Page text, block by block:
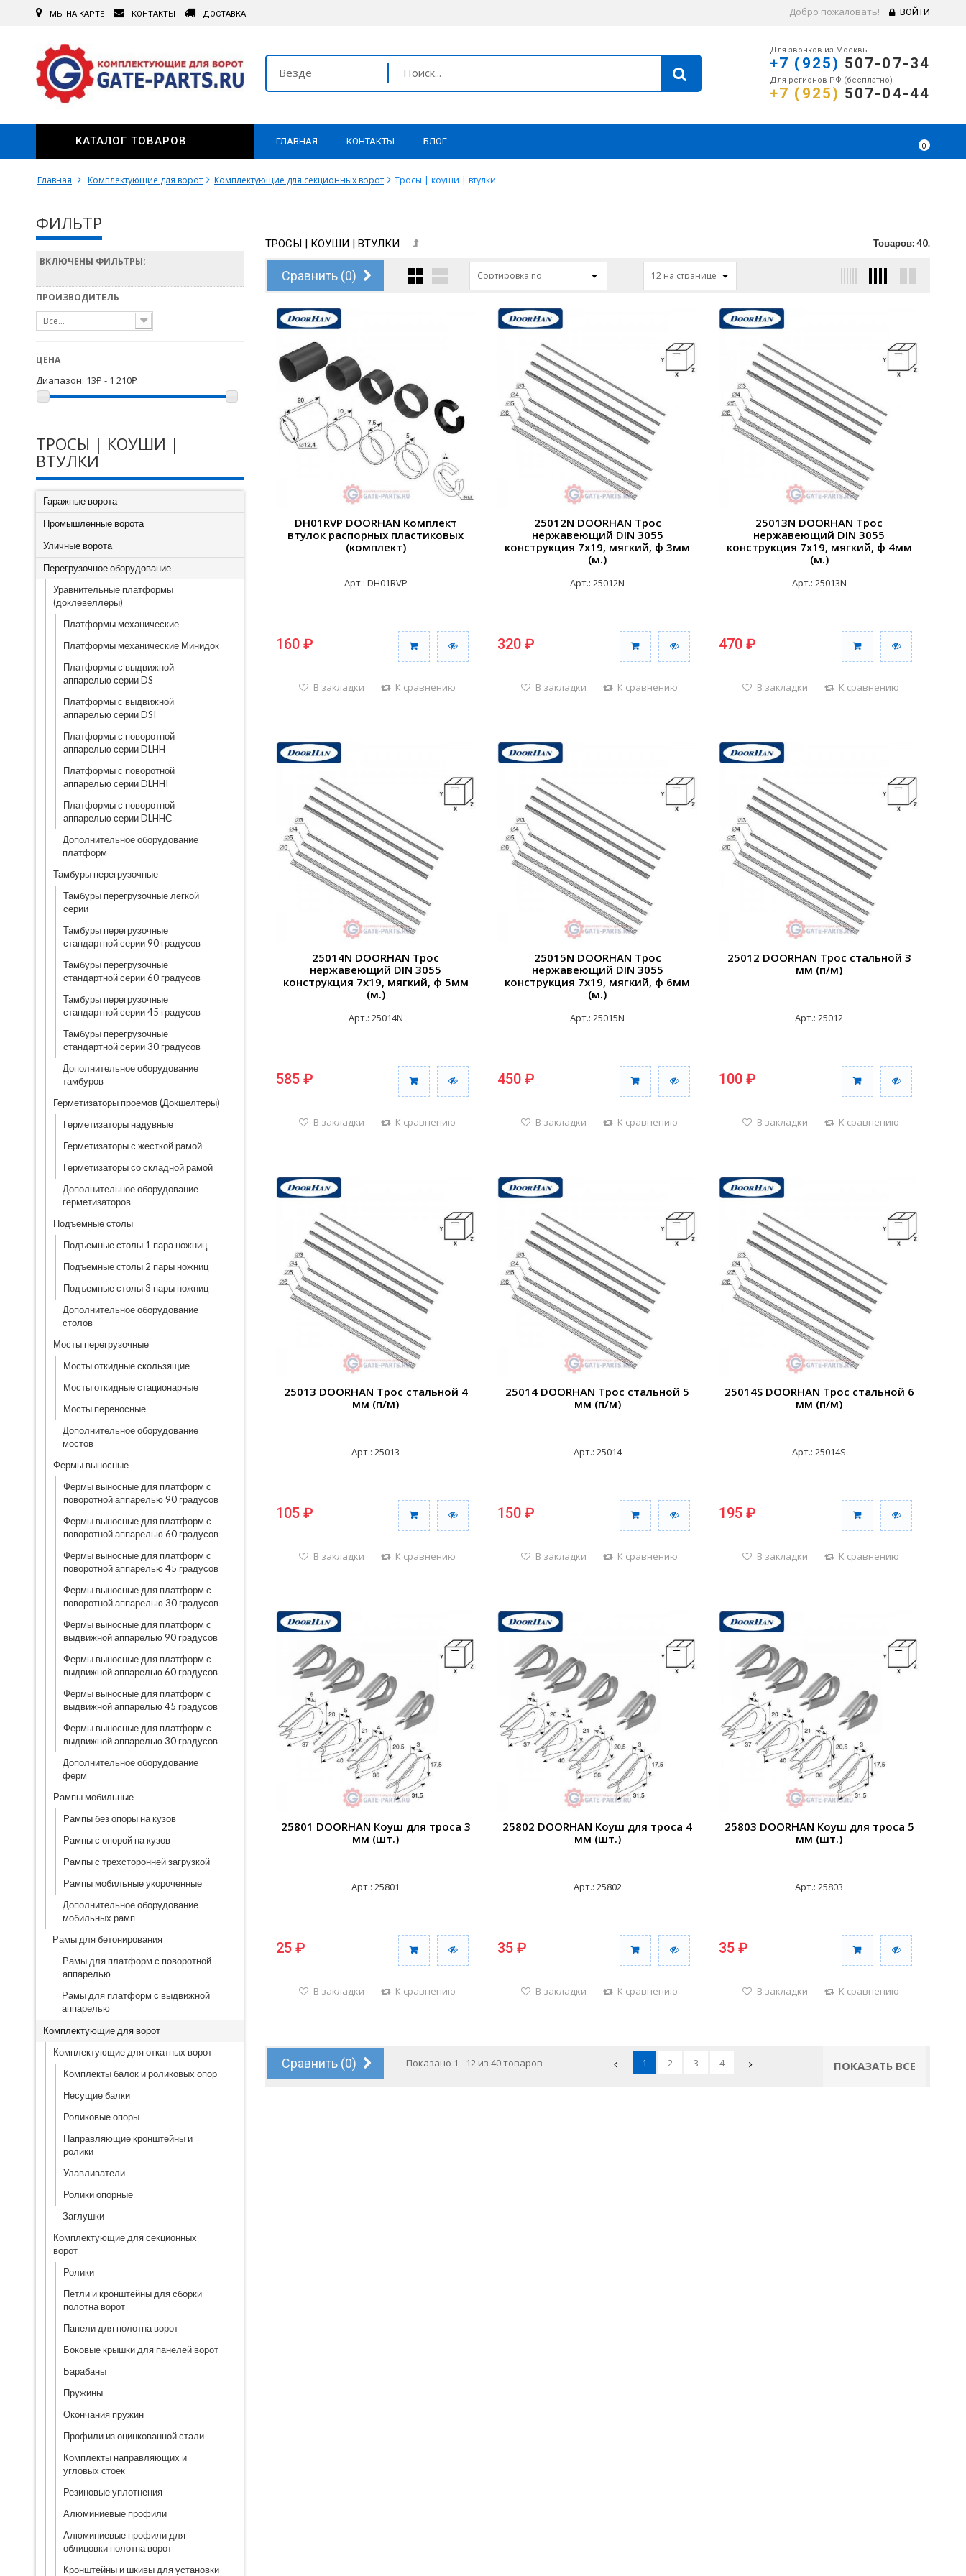
Добро пожаловать! ВОЙТИ
МЫ НА КАРТЕ КОНТАКТЫ ДОСТАВКА
Везде
Для звонков из Москвы
+7 (925) 507-07-34
Для регионов РФ (бесплатно)
+7 (925) 507-04-44
0
ГЛАВНАЯ КОНТАКТЫ БЛОГ
КАТАЛОГ ТОВАРОВ
Главная Комплектующие для ворот Комплектующие для секционных ворот Тросы | коуши | втулки
ФИЛЬТР
ВКЛЮЧЕНЫ ФИЛЬТРЫ:
ПРОИЗВОДИТЕЛЬ
Все...
ЦЕНА
Диапазон: 13₽ - 1 210₽
ТРОСЫ | КОУШИ |
ВТУЛКИ
Гаражные ворота
Промышленные ворота
Уличные ворота
Перегрузочное оборудование
Уравнительные платформы
(доклевеллеры)
Платформы механические
Платформы механические Минидок
Платформы с выдвижной
аппарелью серии DS
Платформы с выдвижной
аппарелью серии DSI
Платформы с поворотной
аппарелью серии DLHH
Платформы с поворотной
аппарелью серии DLHHI
Платформы с поворотной
аппарелью серии DLHHС
Дополнительное оборудование
платформ
Тамбуры перегрузочные
Тамбуры перегрузочные легкой
серии
Тамбуры перегрузочные
стандартной серии 90 градусов
Тамбуры перегрузочные
стандартной серии 60 градусов
Тамбуры перегрузочные
стандартной серии 45 градусов
Тамбуры перегрузочные
стандартной серии 30 градусов
Дополнительное оборудование
тамбуров
Герметизаторы проемов (Докшелтеры)
Герметизаторы надувные
Герметизаторы с жесткой рамой
Герметизаторы со складной рамой
Дополнительное оборудование
герметизаторов
Подъемные столы
Подъемные столы 1 пара ножниц
Подъемные столы 2 пары ножниц
Подъемные столы 3 пары ножниц
Дополнительное оборудование
столов
Мосты перегрузочные
Мосты откидные скользящие
Мосты откидные стационарные
Мосты переносные
Дополнительное оборудование
мостов
Фермы выносные
Фермы выносные для платформ с
поворотной аппарелью 90 градусов
Фермы выносные для платформ с
поворотной аппарелью 60 градусов
Фермы выносные для платформ с
поворотной аппарелью 45 градусов
Фермы выносные для платформ с
поворотной аппарелью 30 градусов
Фермы выносные для платформ с
выдвижной аппарелью 90 градусов
Фермы выносные для платформ с
выдвижной аппарелью 60 градусов
Фермы выносные для платформ с
выдвижной аппарелью 45 градусов
Фермы выносные для платформ с
выдвижной аппарелью 30 градусов
Дополнительное оборудование
ферм
Рампы мобильные
Рампы без опоры на кузов
Рампы с опорой на кузов
Рампы с трехсторонней загрузкой
Рампы мобильные укороченные
Дополнительное оборудование
мобильных рамп
Рамы для бетонирования
Рамы для платформ с поворотной
аппарелью
Рамы для платформ с выдвижной
аппарелью
Комплектующие для ворот
Комплектующие для откатных ворот
Комплекты балок и роликовых опор
Несущие балки
Роликовые опоры
Направляющие кронштейны и
ролики
Улавливатели
Ролики опорные
Заглушки
Комплектующие для секционных
ворот
Ролики
Петли и кронштейны для сборки
полотна ворот
Панели для полотна ворот
Боковые крышки для панелей ворот
Барабаны
Пружины
Окончания пружин
Профили из оцинкованной стали
Комплекты направляющих и
угловых стоек
Резиновые уплотнения
Алюминиевые профили
Алюминиевые профили для
облицовки полотна ворот
Кронштейны и шкивы для установки
ТРОСЫ | КОУШИ | ВТУЛКИ Товаров: 40.
Сравнить (0) Сортировка по 12 на странице
DH01RVP DOORHAN Комплект
втулок распорных пластиковых
(комплект)
Арт.: DH01RVP
160 ₽
В закладки К сравнению
25012N DOORHAN Трос
нержавеющий DIN 3055
конструкция 7х19, мягкий, ф 3мм
(м.)
Арт.: 25012N
320 ₽
В закладки К сравнению
25013N DOORHAN Трос
нержавеющий DIN 3055
конструкция 7х19, мягкий, ф 4мм
(м.)
Арт.: 25013N
470 ₽
В закладки К сравнению
25014N DOORHAN Трос
нержавеющий DIN 3055
конструкция 7х19, мягкий, ф 5мм
(м.)
Арт.: 25014N
585 ₽
В закладки К сравнению
25015N DOORHAN Трос
нержавеющий DIN 3055
конструкция 7х19, мягкий, ф 6мм
(м.)
Арт.: 25015N
450 ₽
В закладки К сравнению
25012 DOORHAN Трос стальной 3
мм (п/м)
Арт.: 25012
100 ₽
В закладки К сравнению
25013 DOORHAN Трос стальной 4
мм (п/м)
Арт.: 25013
105 ₽
В закладки К сравнению
25014 DOORHAN Трос стальной 5
мм (п/м)
Арт.: 25014
150 ₽
В закладки К сравнению
25014S DOORHAN Трос стальной 6
мм (п/м)
Арт.: 25014S
195 ₽
В закладки К сравнению
25801 DOORHAN Коуш для троса 3
мм (шт.)
Арт.: 25801
25 ₽
В закладки К сравнению
25802 DOORHAN Коуш для троса 4
мм (шт.)
Арт.: 25802
35 ₽
В закладки К сравнению
25803 DOORHAN Коуш для троса 5
мм (шт.)
Арт.: 25803
35 ₽
В закладки К сравнению
Сравнить (0) ПОКАЗАТЬ ВСЕ
1 2 3 4
Показано 1 - 12 из 40 товаров